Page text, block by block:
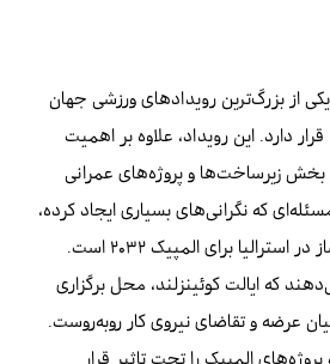
یکی از بزرگ‌ترین رویدادهای ورزشی جهان
۲۰۳۲ بریزبین قرار دارد. این رویداد، علاوه بر اهمیت
زیرساخت‌ها و پروژه‌های عمرانی
که نگرانی‌های بسیاری ایجاد کرده،
برای المپیک ۲۰۳۲ است.
که ایالت کوئینزلند، محل برگزاری
عرضه و تقاضای نیروی کار روبه‌روست.
المپیک را تحت تاثیر قرار